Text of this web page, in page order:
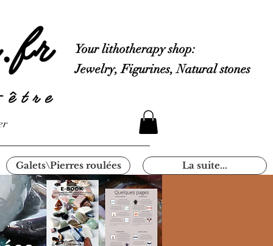
Your lithotherapy shop:
Jewelry, Figurines, Natural stones
Galets\Pierres roulées La suite...